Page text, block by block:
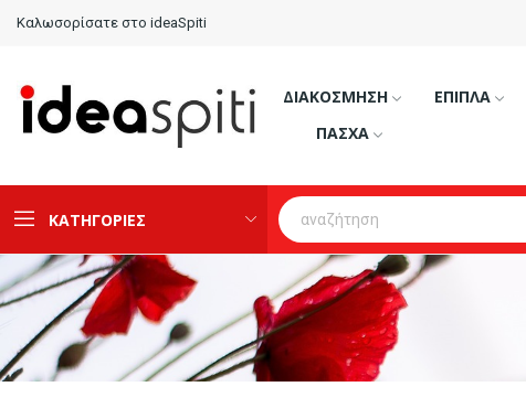
Καλωσορίσατε στο ideaSpiti
ΔΙΑΚΟΣΜΗΣΗ ΕΠΙΠΛΑ
ΠΑΣΧΑ
ΚΑΤΗΓΟΡΙΕΣ